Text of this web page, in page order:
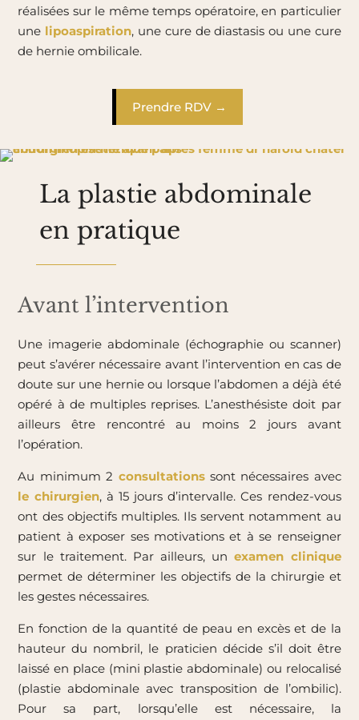
réalisées sur le même temps opératoire, en particulier
une lipoaspiration, une cure de diastasis ou une cure
de hernie ombilicale.
Prendre RDV →
La plastie abdominale
en pratique
Avant l’intervention
Une imagerie abdominale (échographie ou scanner)
peut s’avérer nécessaire avant l’intervention en cas de
doute sur une hernie ou lorsque l’abdomen a déjà été
opéré à de multiples reprises. L’anesthésiste doit par
ailleurs être rencontré au moins 2 jours avant
l’opération.
Au minimum 2 consultationssont nécessaires avec
le chirurgien, à 15 jours d’intervalle. Ces rendez-vous
ont des objectifs multiples. Ils servent notamment au
patient à exposer ses motivations et à se renseigner
sur le traitement. Par ailleurs, unexamen clinique
permet de déterminer les objectifs de la chirurgie et
les gestes nécessaires.
En fonction de la quantité de peau en excès et de la
hauteur du nombril, le praticien décide s’il doit être
laissé en place (mini plastie abdominale) ou relocalisé
(plastie abdominale avec transposition de l’ombilic).
Pour sa part, lorsqu’elle est nécessaire, la